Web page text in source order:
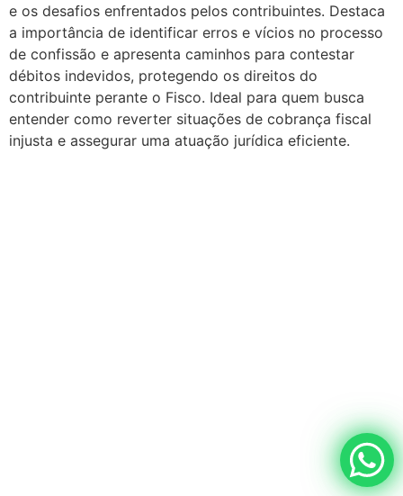
e os desafios enfrentados pelos contribuintes. Destaca
a importância de identificar erros e vícios no processo
de confissão e apresenta caminhos para contestar
débitos indevidos, protegendo os direitos do
contribuinte perante o Fisco. Ideal para quem busca
entender como reverter situações de cobrança fiscal
injusta e assegurar uma atuação jurídica eficiente.